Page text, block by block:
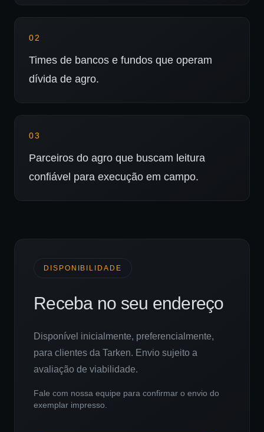
02
Times de bancos e fundos que operam
dívida de agro.
03
Parceiros do agro que buscam leitura
confiável para execução em campo.
DISPONIBILIDADE
Receba no seu endereço
Disponível inicialmente, preferencialmente,
para clientes da Tarken. Envio sujeito a
avaliação de viabilidade.
Fale com nossa equipe para confirmar o envio do
exemplar impresso.